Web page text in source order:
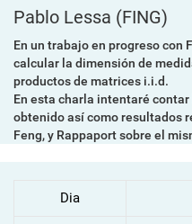
Pablo Lessa (FING)
En un trabajo en progreso con
calcular la dimensión de
productos de matrices i.i.d.
En esta charla intentaré
obtenido así como resultados
Feng, y Rappaport sobre el
Dia